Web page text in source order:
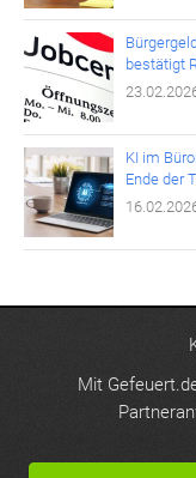
bestätigt
KI im
Ende der
Mit